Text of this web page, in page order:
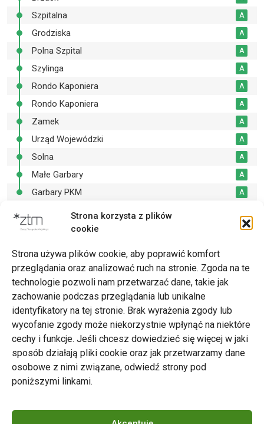
Strona korzysta z plików
cookie
Strona używa plików cookie, aby poprawić komfort
przeglądania oraz analizować ruch na stronie. Zgoda na te
technologie pozwoli nam przetwarzać dane, takie jak
zachowanie podczas przeglądania lub unikalne
identyfikatory na tej stronie. Brak wyrażenia zgody lub
wycofanie zgody może niekorzystnie wpłynąć na niektóre
cechy i funkcje. Jeśli chcesz dowiedzieć się więcej w jaki
sposób działają pliki cookie oraz jak przetwarzamy dane
osobowe z nimi związane, odwiedź strony pod
poniższymi linkami.
Szpitalna A
Grodziska A
Polna Szpital A
Szylinga A
Rondo Kaponiera A
Rondo Kaponiera A
Zamek A
Urząd Wojewódzki A
Solna A
Małe Garbary A
Garbary PKM A
Zarząd Transportu Miejskiego w Poznaniu
Napisz do nas
tel. 61 646 33 44
ul. Matejki 59, 60-770 Poznań